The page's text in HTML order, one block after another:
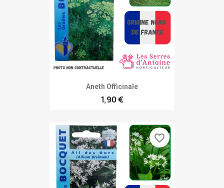
Aneth Officinale
1,90 €
favorite_border